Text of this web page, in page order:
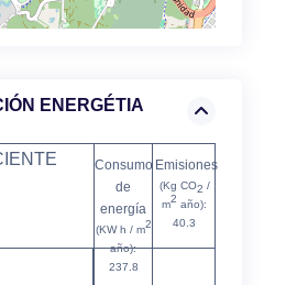
ENERGÉTIA
Consumo
de
energía
(KW h / m2
año):
237.8
Emisiones
(Kg CO2 /
m2 año):
40.3